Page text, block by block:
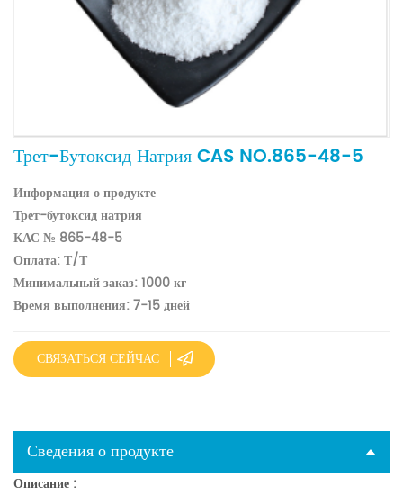
Трет-Бутоксид Натрия CAS NO.865-48-5
Информация о продукте
Трет-бутоксид натрия
КАС № 865-48-5
Оплата: Т/Т
Минимальный заказ: 1000 кг
Время выполнения: 7-15 дней
СВЯЗАТЬСЯ СЕЙЧАС
Сведения о продукте
Описание :